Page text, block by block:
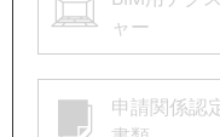
ャー
申請関係認